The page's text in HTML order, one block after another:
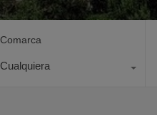
Comarca
Cualquiera